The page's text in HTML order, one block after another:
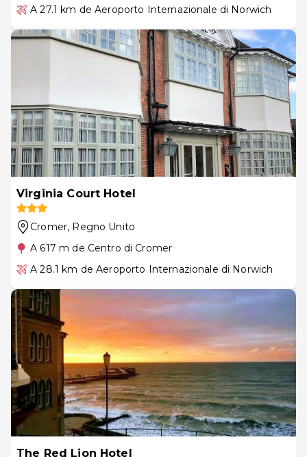
A 27.1 km de Aeroporto Internazionale di Norwich
Virginia Court Hotel
Cromer, Regno Unito
A 617 m de Centro di Cromer
A 28.1 km de Aeroporto Internazionale di Norwich
The Red Lion Hotel